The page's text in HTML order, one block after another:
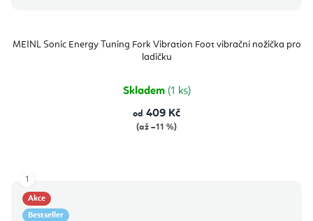
MEINL Sonic Energy Tuning Fork Vibration Foot vibrační nožička pro
ladičku
Skladem (1 ks)
od 409 Kč
(až –11 %)
Akce
Bestseller
1